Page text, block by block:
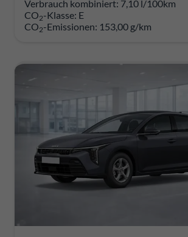
Verbrauch kombiniert: 7,10 l/100km
CO2-Klasse: E
CO2-Emissionen: 153,00 g/km